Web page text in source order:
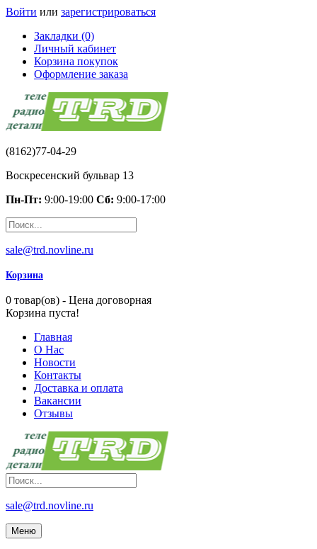
Войти или зарегистрироваться
Закладки (0)
Личный кабинет
Корзина покупок
Оформление заказа
(8162)77-04-29
Воскресенский бульвар 13
Пн-Пт: 9:00-19:00 Сб: 9:00-17:00
sale@trd.novline.ru
Корзина
0 товар(ов) - Цена договорная
Корзина пуста!
Главная
О Нас
Новости
Контакты
Доставка и оплата
Вакансии
Отзывы
sale@trd.novline.ru
Меню